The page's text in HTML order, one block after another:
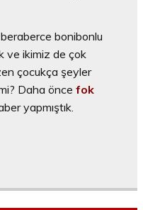
bonibonlu
ve ikimiz de çok
çocukça şeyler
Daha önce fok
yapmıştık.